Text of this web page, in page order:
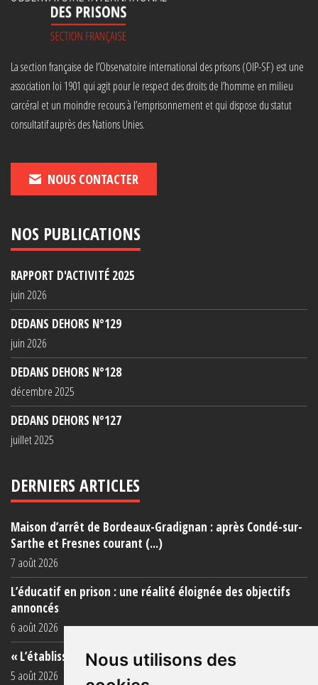
Nous utilisons des
La section française de l’Observatoire international des prisons (OIP-SF) est une
association loi 1901 qui agit pour le respect des droits de l’homme en milieu
carcéral et un moindre recours à l’emprisonnement et qui dispose du statut
consultatif auprès des Nations Unies.
NOUS CONTACTER
NOS PUBLICATIONS
RAPPORT D'ACTIVITÉ 2025
juin 2026
DEDANS DEHORS N°129
juin 2026
DEDANS DEHORS N°128
décembre 2025
DEDANS DEHORS N°127
juillet 2025
DERNIERS ARTICLES
Maison d’arrêt de Bordeaux-Gradignan : après Condé-sur-
Sarthe et Fresnes courant (...)
7 août 2026
L’éducatif en prison : une réalité éloignée des objectifs
annoncés
6 août 2026
« L’établissement est une porcherie totale »
5 août 2026